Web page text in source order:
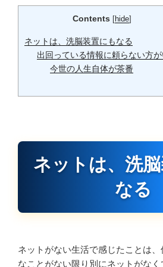
Contents [hide]
ネットは、洗脳装置にもなる
出回っている情報に頼らない方
今世の人生自体が茶番
ネットは、洗
なる
ネットがない生活で感じたことは
なことがない限り別にネットがな